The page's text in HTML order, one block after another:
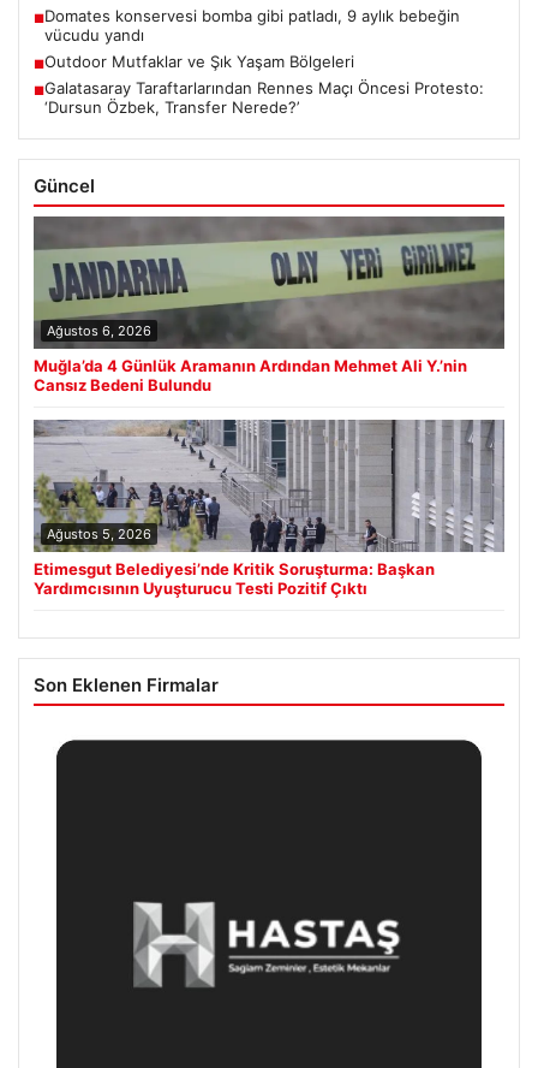
■Domates konservesi bomba gibi patladı, 9 aylık bebeğin
vücudu yandı
■Outdoor Mutfaklar ve Şık Yaşam Bölgeleri
■Galatasaray Taraftarlarından Rennes Maçı Öncesi Protesto:
‘Dursun Özbek, Transfer Nerede?’
Güncel
Ağustos 6, 2026
Muğla’da 4 Günlük Aramanın Ardından Mehmet Ali Y.’nin
Cansız Bedeni Bulundu
Ağustos 5, 2026
Etimesgut Belediyesi’nde Kritik Soruşturma: Başkan
Yardımcısının Uyuşturucu Testi Pozitif Çıktı
Son Eklenen Firmalar